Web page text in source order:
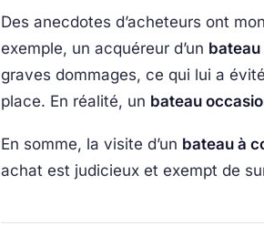
Des anecdotes d’acheteurs ont
exemple, un acquéreur d’un bateau
graves dommages, ce qui lui a
place. En réalité, un bateau
En somme, la visite d’un bateau à
achat est judicieux et exempt de